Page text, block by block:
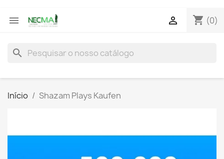
 shopping_cart (0)

search
Início Shazam Plays Kaufen